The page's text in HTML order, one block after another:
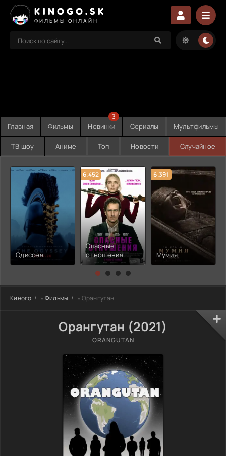
KINOGO.SK
ФИЛЬМЫ ОНЛАЙН
Главная Фильмы Новинки
3
Сериалы Мультфильмы
ТВ шоу Аниме Топ Новости Случайное
Одиссея
6.452
Опасные
отношения
6.391
Мумия
Киного » Фильмы » Орангутан
Орангутан (2021)
ORANGUTAN